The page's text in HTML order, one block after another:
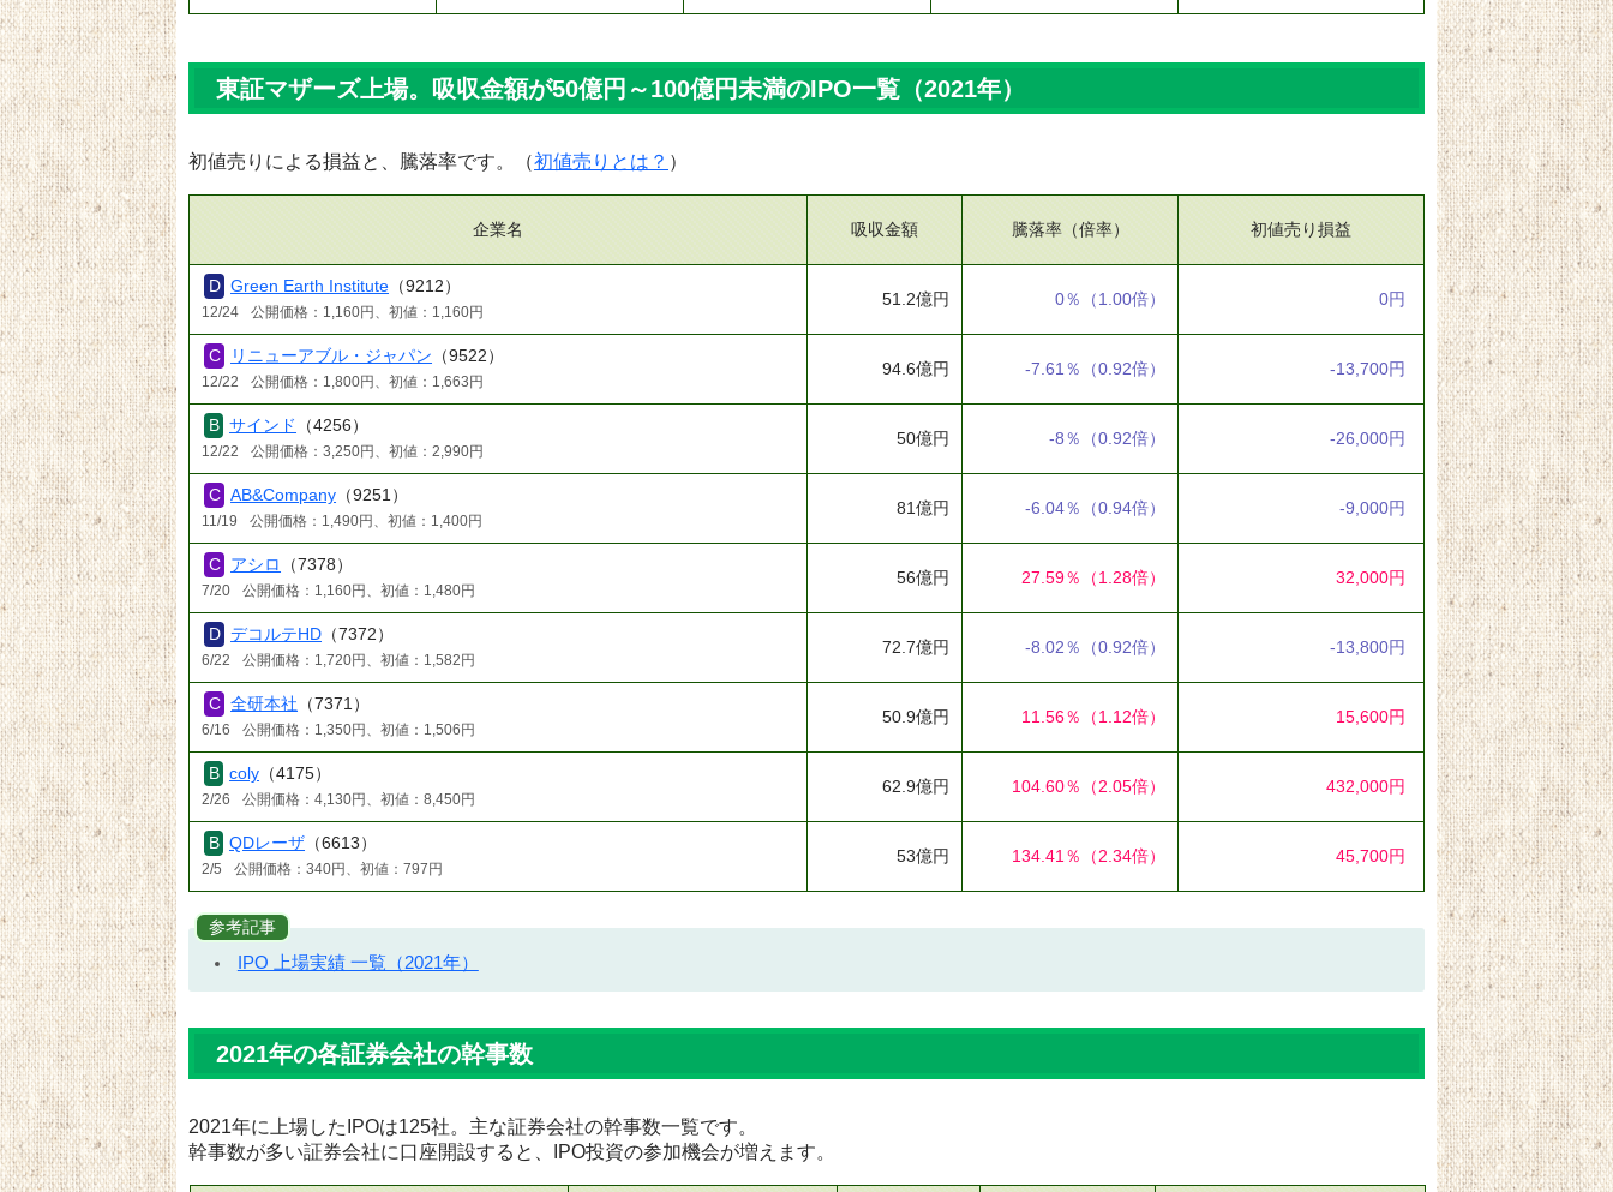
東証マザーズ上場。吸収金額が50億円～100億円未満のIPO一覧（2021年）
初値売りによる損益と、騰落率です。（初値売りとは？ ）
企業名 吸収金額 騰落率（倍率） 初値売り損益
Green Earth Institute （9212）
12/24 公開価格：1,160円、初値：1,160円
51.2億円 0％ （1.00倍） 0円
リニューアブル・ジャパン （9522）
12/22 公開価格：1,800円、初値：1,663円
94.6億円 -7.61％ （0.92倍） -13,700円
サインド （4256）
12/22 公開価格：3,250円、初値：2,990円
50億円 -8％ （0.92倍） -26,000円
AB&Company （9251）
11/19 公開価格：1,490円、初値：1,400円
81億円 -6.04％ （0.94倍） -9,000円
アシロ （7378）
7/20 公開価格：1,160円、初値：1,480円
56億円 27.59％ （1.28倍） 32,000円
デコルテHD （7372）
6/22 公開価格：1,720円、初値：1,582円
72.7億円 -8.02％ （0.92倍） -13,800円
全研本社 （7371）
6/16 公開価格：1,350円、初値：1,506円
50.9億円 11.56％ （1.12倍） 15,600円
coly （4175）
2/26 公開価格：4,130円、初値：8,450円
62.9億円 104.60％ （2.05倍） 432,000円
QDレーザ （6613）
2/5 公開価格：340円、初値：797円
53億円 134.41％ （2.34倍） 45,700円
参考記事
IPO 上場実績 一覧（2021年）
2021年の各証券会社の幹事数
2021年に上場したIPOは125社。主な証券会社の幹事数一覧です。
幹事数が多い証券会社に口座開設すると、IPO投資の参加機会が増えます。